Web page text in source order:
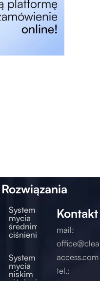
Rozwiązania
System
mycia
średnim
ciśnieniem
System
mycia
niskim
Kontakt
mail:
access.com
tel.: